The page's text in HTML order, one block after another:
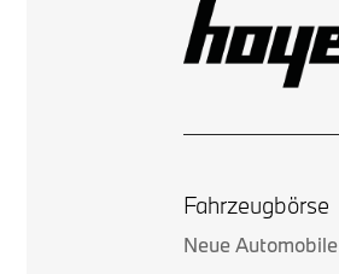
Fahrzeugbörse
Neue Automobile